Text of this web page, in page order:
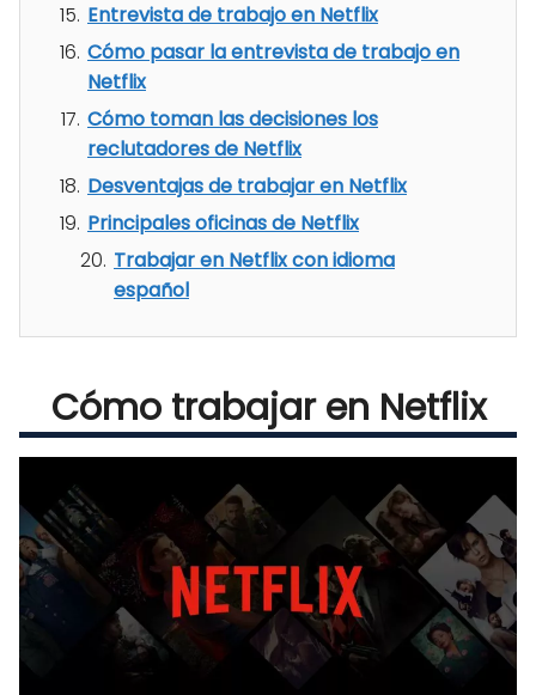
Entrevista de trabajo en Netflix
Cómo pasar la entrevista de trabajo en
Netflix
Cómo toman las decisiones los
reclutadores de Netflix
Desventajas de trabajar en Netflix
Principales oficinas de Netflix
Trabajar en Netflix con idioma
español
Cómo trabajar en Netflix